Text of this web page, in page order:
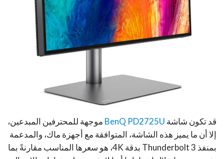
قد تكون شاشة BenQ PD2725U موجهة للمحترفين المبدعين،
إلا أن ما يميز هذه الشاشة، المتوافقة مع أجهزة ماك، والمدعمة
بمنفذ Thunderbolt 3 بدقة 4K، هو سعرها المناسب مقارنةً بما